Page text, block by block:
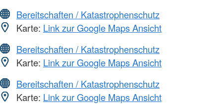
Bereitschaften / Katastrophenschutz
Karte: Link zur Google Maps Ansicht
Bereitschaften / Katastrophenschutz
Karte: Link zur Google Maps Ansicht
Bereitschaften / Katastrophenschutz
Karte: Link zur Google Maps Ansicht